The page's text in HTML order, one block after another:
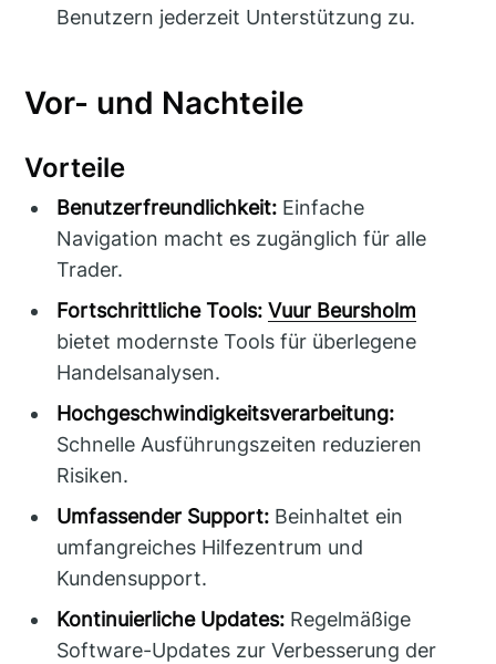
Benutzern jederzeit Unterstützung zu.
Vor- und Nachteile
Vorteile
Benutzerfreundlichkeit: Einfache
Navigation macht es zugänglich für alle
Trader.
Fortschrittliche Tools: Vuur Beursholm
bietet modernste Tools für überlegene
Handelsanalysen.
Hochgeschwindigkeitsverarbeitung:
Schnelle Ausführungszeiten reduzieren
Risiken.
Umfassender Support: Beinhaltet ein
umfangreiches Hilfezentrum und
Kundensupport.
Kontinuierliche Updates: Regelmäßige
Software-Updates zur Verbesserung der